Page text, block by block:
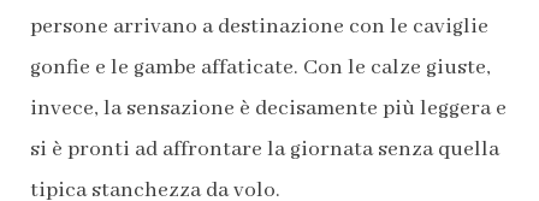
persone arrivano a destinazione con le caviglie
gonfie e le gambe affaticate. Con le calze giuste,
invece, la sensazione è decisamente più leggera e
si è pronti ad affrontare la giornata senza quella
tipica stanchezza da volo.